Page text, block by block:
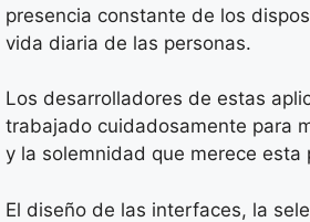
presencia constante de los
vida diaria de las personas.
Los desarrolladores de estas
trabajado cuidadosamente para
y la solemnidad que merece esta
El diseño de las interfaces, la